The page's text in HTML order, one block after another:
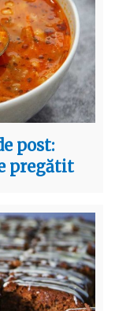
post:
pregătit